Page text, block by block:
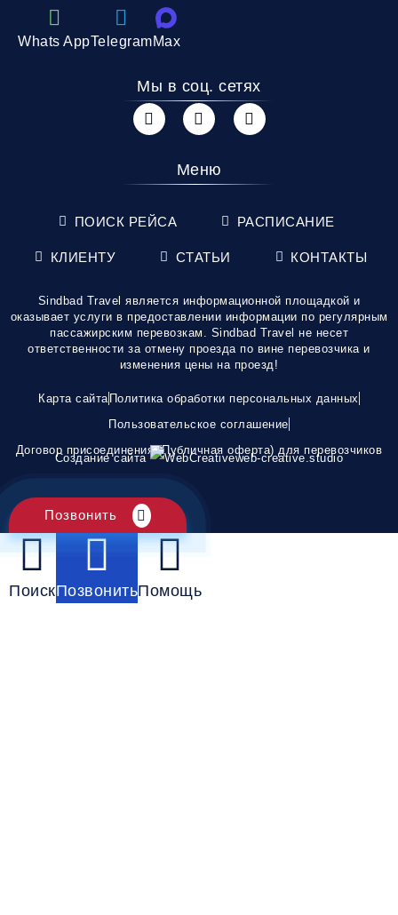
Whats AppTelegramMax
Мы в соц. сетях
Меню
ПОИСК РЕЙСА РАСПИСАНИЕ
КЛИЕНТУ СТАТЬИ КОНТАКТЫ
Sindbad Travel является информационной площадкой и
оказывает услуги в предоставлении информации по регулярным
пассажирским перевозкам. Sindbad Travel не несет
ответственности за отмену проезда по вине перевозчика и
изменения цены на проезд!
Карта сайта Политика обработки персональных данных
Пользовательское соглашение
Договор присоединения (Публичная оферта) для перевозчиков
Создание сайта web-creative.studio
Позвонить
ПоискПозвонитьПомощь